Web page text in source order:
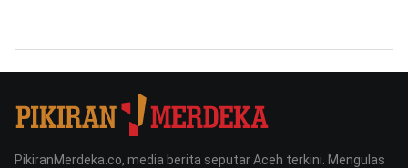
PikiranMerdeka.co, media berita seputar Aceh terkini. Mengulas